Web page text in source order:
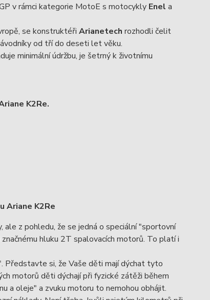
v rámci kategorie MotoE s motocykly Enel a
se konstruktéři Arianetech rozhodli čelit
od tří do deseti let věku.
minimální údržbu, je šetrný k životnímu
K2Re.
Ariane K2Re
z pohledu, že se jedná o speciální "sportovní
hluku 2T spalovacích motorů. To platí i
Představte si, že Vaše děti mají dýchat tyto
motorů děti dýchají při fyzické zátěži během
a oleje" a zvuku motoru to nemohou obhájit.